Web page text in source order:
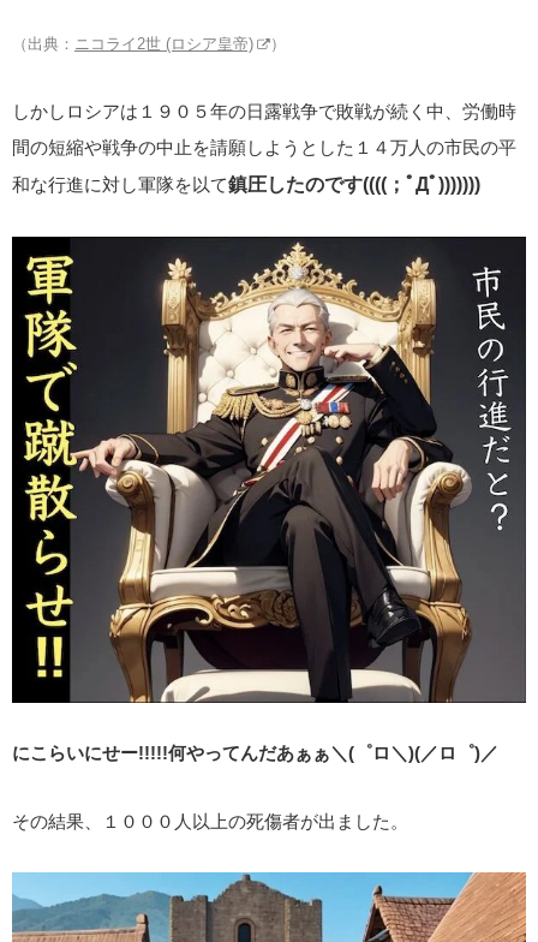
（出典： ニコライ2世 (ロシア皇帝) ）
しかしロシアは１９０５年の日露戦争で敗戦が続く中、労働時
間の短縮や戦争の中止を請願しようとした１４万人の市民の平
和な行進に対し軍隊を以て鎮圧したのです((((；ﾟДﾟ)))))))
にこらいにせー!!!!!何やってんだあぁぁ＼(゜ロ＼)(／ロ゜)／
その結果、１０００人以上の死傷者が出ました。